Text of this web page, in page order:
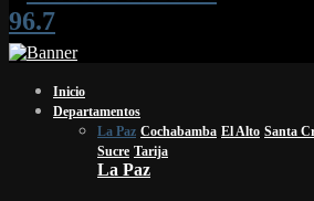
Inicio
Departamentos
La Paz Cochabamba El Alto Santa
Sucre Tarija
La Paz